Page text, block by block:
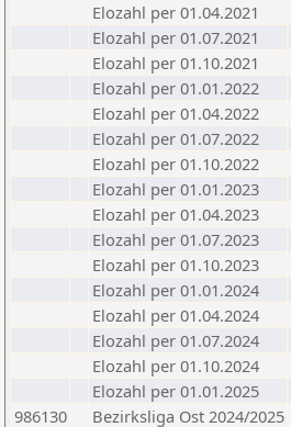
Elozahl per 01.04.2021
Elozahl per 01.07.2021
Elozahl per 01.10.2021
Elozahl per 01.01.2022
Elozahl per 01.04.2022
Elozahl per 01.07.2022
Elozahl per 01.10.2022
Elozahl per 01.01.2023
Elozahl per 01.04.2023
Elozahl per 01.07.2023
Elozahl per 01.10.2023
Elozahl per 01.01.2024
Elozahl per 01.04.2024
Elozahl per 01.07.2024
Elozahl per 01.10.2024
Elozahl per 01.01.2025
986130
Bezirksliga Ost 2024/2025